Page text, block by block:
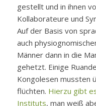
gestellt und in ihnen
Kollaborateure und
Auf der Basis von
auch
Männer dann in die
gehetzt. Einige
Kongolesen mussten
flüchten. Hierzu gibt
Instituts, man weiß